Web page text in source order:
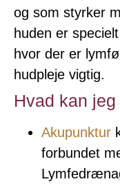
og som styrker
huden er
hvor der er
hudpleje vigtig.
Hvad kan
Akupunktur
forbundet